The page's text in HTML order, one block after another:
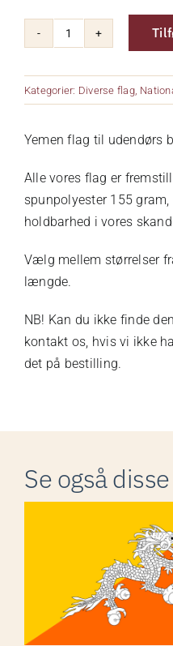
Om os
Kurv
Kontakt
Kategorier: Diverse flag,
Yemen flag til udendørs
Alle vores flag er
spunpolyester 155
holdbarhed i vores
Vælg mellem størrelser
længde.
NB! Kan du ikke finde
kontakt os, hvis vi ikke
det på bestilling.
Se også